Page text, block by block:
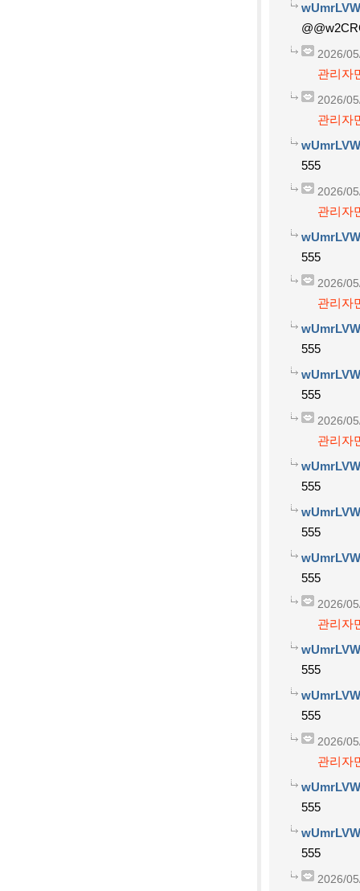
2026/
관리자
2026/
관리자
555
2026/
관리자
555
2026/
관리자
555
555
2026/
관리자
555
555
555
2026/
관리자
555
555
2026/
관리자
555
555
2026/